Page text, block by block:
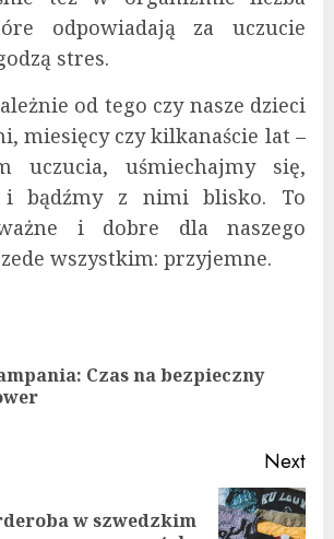
odpowiadają za uczucie
stres.
od tego czy nasze dzieci
miesięcy czy kilkanaście lat –
uczucia, uśmiechajmy się,
i bądźmy z nimi blisko. To
i dobre dla naszego
wszystkim: przyjemne.
Czas na bezpieczny
Next
w szwedzkim